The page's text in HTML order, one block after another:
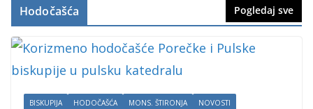
Hodočašća Pogledaj sve
BISKUPIJA HODOČAŠĆA MONS. ŠTIRONJA NOVOSTI